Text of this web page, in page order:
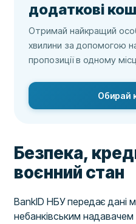
додаткові
Отримай найкращий
хвилини за допомогою
пропозиції в одному
Обирай
Безпека,
воєнний стан
BankID НБУ передає дані
небанківським надавачем